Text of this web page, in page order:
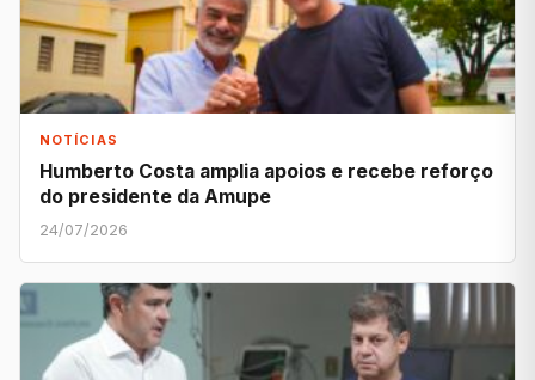
NOTÍCIAS
Humberto Costa amplia apoios e recebe reforço
do presidente da Amupe
24/07/2026